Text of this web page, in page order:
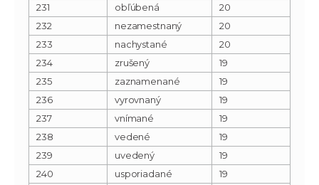
231
obľúbená
20
232
nezamestnaný
20
233
nachystané
20
234
zrušený
19
235
zaznamenané
19
236
vyrovnaný
19
237
vnímané
19
238
vedené
19
239
uvedený
19
240
usporiadané
19